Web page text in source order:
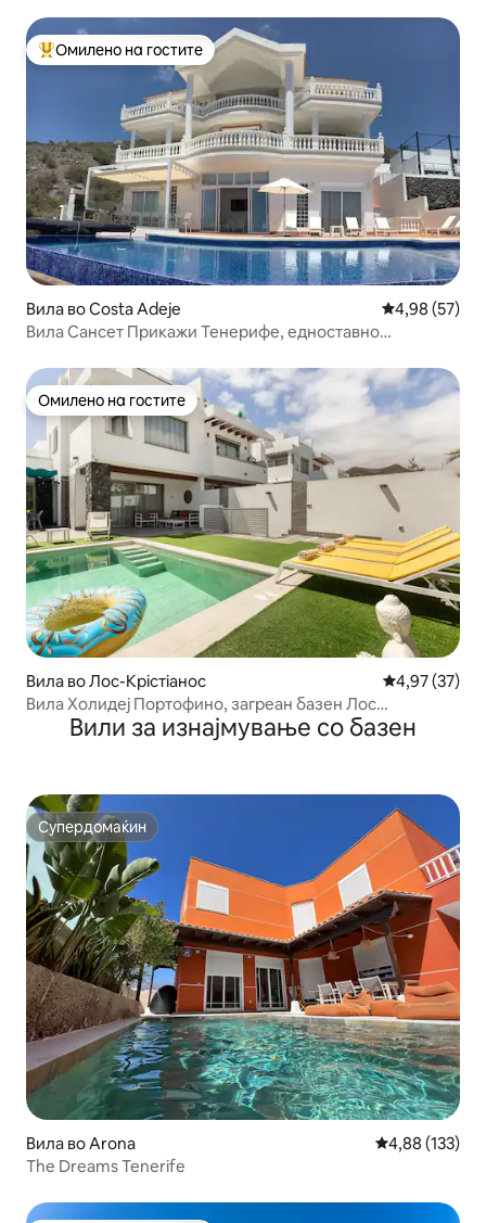
Меѓу најуспешните „Омилени на гостите“
Омилено на гостите
Вила во Costa Adeje Просечна
4,98 (57)
Вила Сансет Прикажи Тенерифе, едноставно
Омилено на гостите
Омилено на гостите
Вила во Лос-Крістіанос Просечна
4,97 (37)
Вила Холидеј Портофино, загреан базен Лос
Кристијанос
Вили за изнајмување со базен
Супердомаќин
Супердомаќин
Вила во Arona Просечна
4,88 (133)
The Dreams Tenerife